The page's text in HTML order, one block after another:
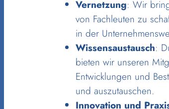
Vernetzung: Wir
von Fachleuten zu
in der
Wissensaustausch:
bieten wir unseren
Entwicklungen und
und auszutauschen.
Innovation und